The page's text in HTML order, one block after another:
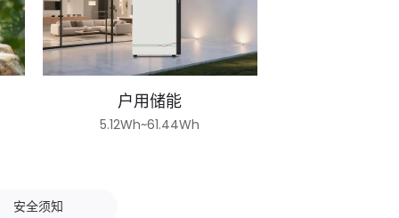
户用储能
5.12Wh~61.44Wh
安全须知